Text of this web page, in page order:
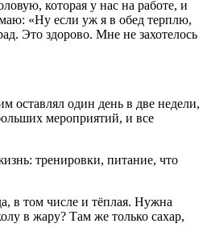
которая у нас на работе, и
«Ну если уж я в обед терплю,
Это здорово. Мне не захотелось
оставлял один день в две недели,
мероприятий, и все
тренировки, питание, что
в том числе и тёплая. Нужна
в жару? Там же только сахар,